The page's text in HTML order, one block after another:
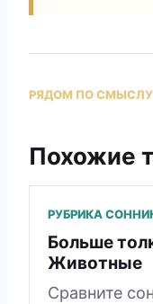
РЯДОМ ПО СМЫСЛУ
Похожие
РУБРИКА
Больше
Животные
Сравните